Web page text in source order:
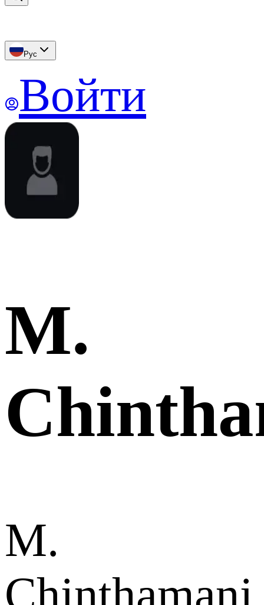
Рус
Войти
M.
M.
Chinthamani